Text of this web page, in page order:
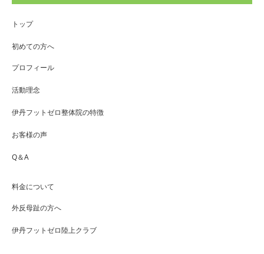
トップ
初めての方へ
プロフィール
活動理念
伊丹フットゼロ整体院の特徴
お客様の声
Q＆A
料金について
外反母趾の方へ
伊丹フットゼロ陸上クラブ